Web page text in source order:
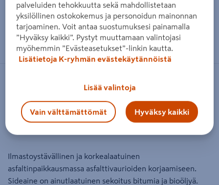
Zoomaa kuvaa sormilla kosketusnäytöllä
Asfaltinpaikkausmassa Potmix
Asphalt Bio 50 20kg
Tuotenumero
Ilmastoystävällinen ja korkealaatuinen
asfaltinpaikkausmassa asfalttivaurioiden korjaamiseen.
Sideaine on ainutlaatuinen sekoitus bitumia ja bioöljyä.
palveluiden tehokkuutta sekä mahdollistetaan
yksilöllinen ostokokemus ja personoidun mainonnan
tarjoaminen. Voit antaa suostumuksesi painamalla
”Hyväksy kaikki”. Pystyt muuttamaan valintojasi
myöhemmin ”Evästeasetukset”-linkin kautta.
Lisätietoja K-ryhmän evästekäytännöistä
Lisää valintoja
Vain välttämättömät Hyväksy kaikki